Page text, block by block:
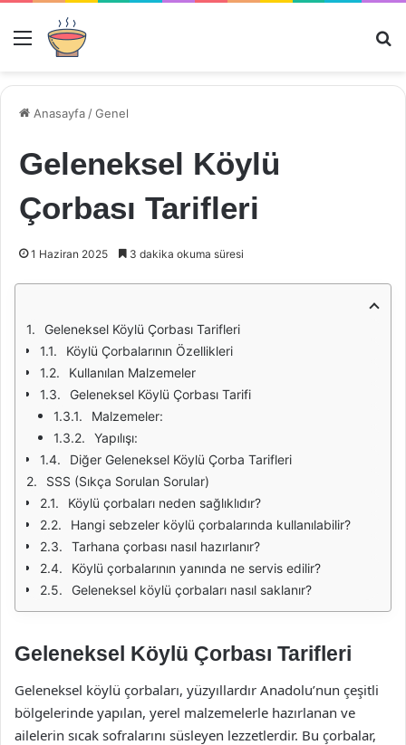
Menü
Anasayfa /Genel
Geleneksel Köylü
Çorbası Tarifleri
1 Haziran 2025 3 dakika okuma süresi
Geleneksel Köylü Çorbası Tarifleri
Köylü Çorbalarının Özellikleri
Kullanılan Malzemeler
Geleneksel Köylü Çorbası Tarifi
Malzemeler:
Yapılışı:
Diğer Geleneksel Köylü Çorba Tarifleri
SSS (Sıkça Sorulan Sorular)
Köylü çorbaları neden sağlıklıdır?
Hangi sebzeler köylü çorbalarında kullanılabilir?
Tarhana çorbası nasıl hazırlanır?
Köylü çorbalarının yanında ne servis edilir?
Geleneksel köylü çorbaları nasıl saklanır?
Geleneksel Köylü Çorbası Tarifleri
Geleneksel köylü çorbaları, yüzyıllardır Anadolu’nun çeşitli
bölgelerinde yapılan, yerel malzemelerle hazırlanan ve
ailelerin sıcak sofralarını süsleyen lezzetlerdir. Bu çorbalar,